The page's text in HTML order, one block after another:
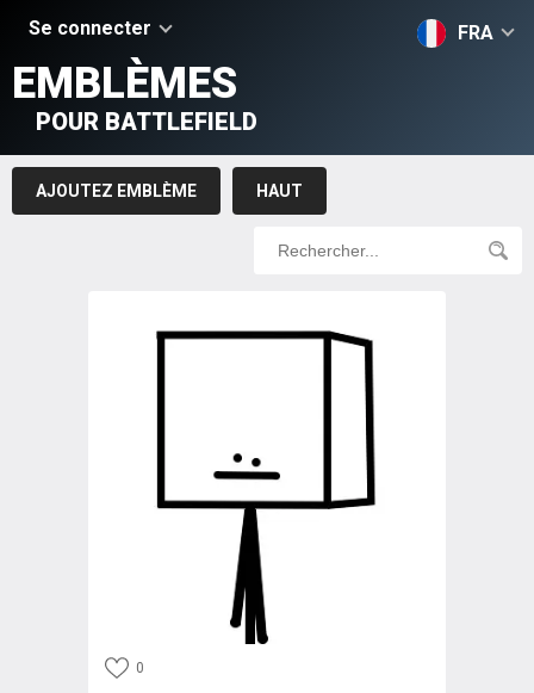
Se connecter FRA
EMBLÈMES
POUR BATTLEFIELD
AJOUTEZ EMBLÈME HAUT
0